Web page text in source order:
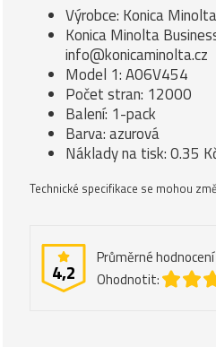
Výrobce: Konica Minolta
Konica Minolta
info@konicaminolta.cz
Model 1: A06V454
Počet stran: 12000
Balení: 1-pack
Barva: azurová
Náklady na tisk: 0.35
Technické specifikace se mohou
4,2
Průměrné hodnocení
Ohodnotit: